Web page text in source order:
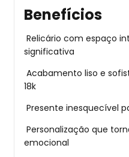
Benefícios
Relicário com espaço
significativa
Acabamento liso e
18k
Presente inesquecível
Personalização que
emocional